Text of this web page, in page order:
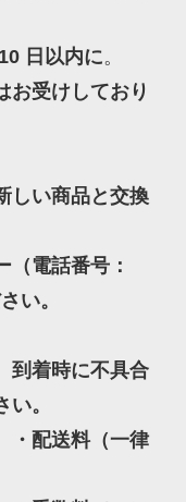
日以内に。
お受けしており
しい商品と交換
電話番号：
い。
不具合
。
配送料（一律